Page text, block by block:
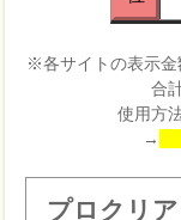
※各サイトの表示
合
使用方
→
プロクリ